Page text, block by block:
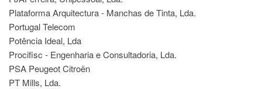
Plataforma Arquitectura - Manchas de Tinta, Lda.
Portugal Telecom
Potência Ideal, Lda
Procifisc - Engenharia e Consultadoria, Lda.
PSA Peugeot Citroën
PT Mills, Lda.